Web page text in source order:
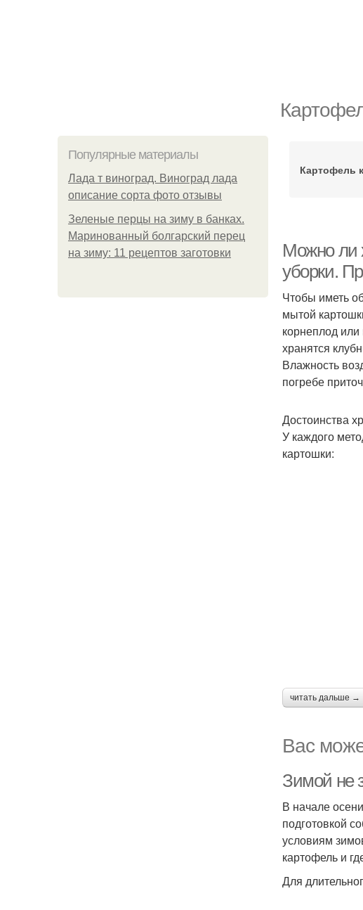
Популярные материалы
Лада т виноград. Виноград лада
описание сорта фото отзывы
Зеленые перцы на зиму в банках.
Маринованный болгарский перец
на зиму: 11 рецептов заготовки
Картофель
Можно ли
уборки.
Чтобы иметь
мытой
корнеплод
хранятся
Влажность
погребе
Достоинства
У каждого
картошки:
читать дальше →
Вас
Зимой не
В начале
подготовкой
условиям
картофель и
Для